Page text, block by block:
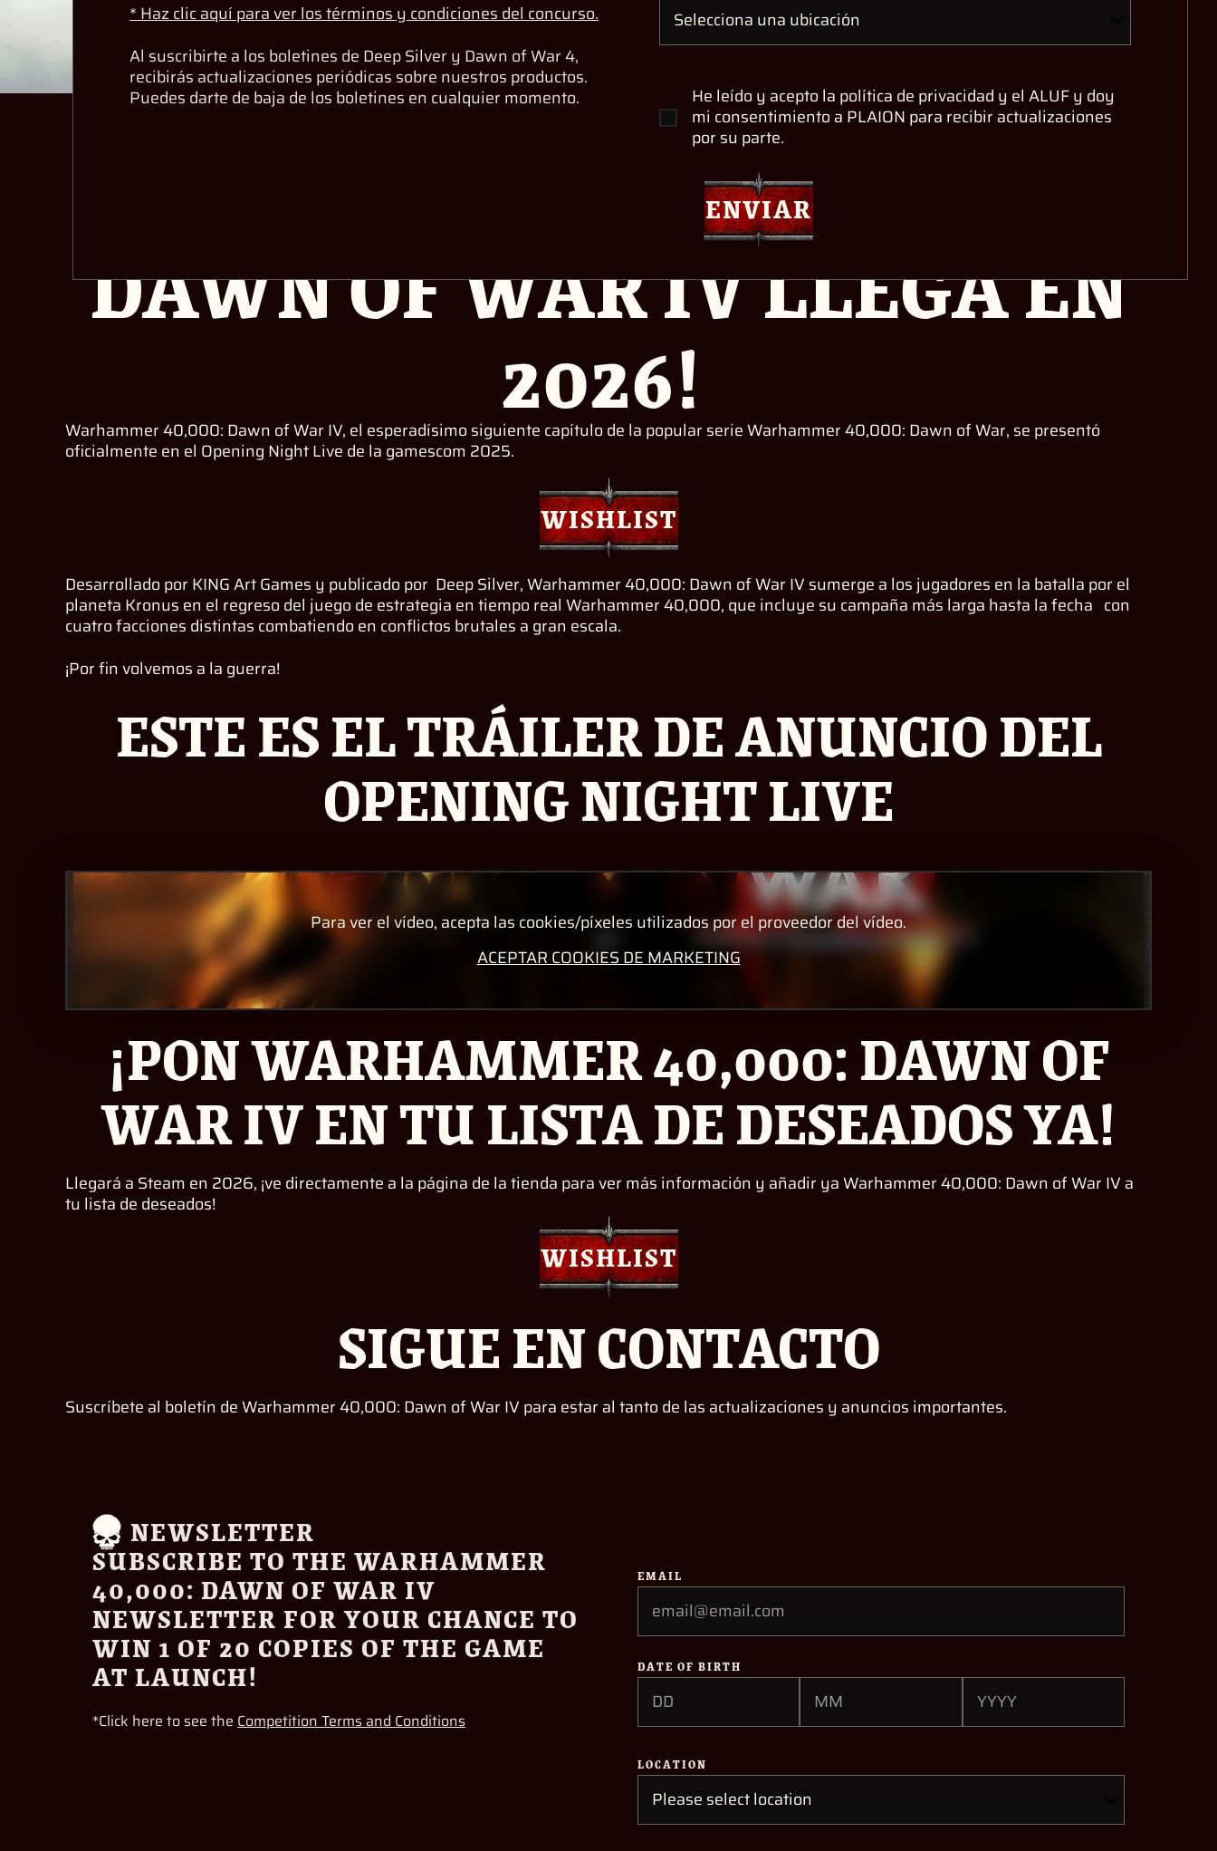
* Haz clic aquí para ver los términos y condiciones del concurso.
Al suscribirte a los boletines de Deep Silver y Dawn of War 4,
recibirás actualizaciones periódicas sobre nuestros productos.
Puedes darte de baja de los boletines en cualquier momento.
He leído y acepto la política de privacidad y el ALUF y doy
mi consentimiento a PLAION para recibir actualizaciones
por su parte.
ENVIAR
¡WARHAMMER 40,000:
DAWN OF WAR IV LLEGA EN
2026!
Warhammer 40,000: Dawn of War IV, el esperadísimo siguiente capítulo de la popular serie Warhammer 40,000: Dawn of War, se presentó
oficialmente en el Opening Night Live de la gamescom 2025.
WISHLIST
Desarrollado por KING Art Games y publicado por Deep Silver, Warhammer 40,000: Dawn of War IV sumerge a los jugadores en la batalla por el
planeta Kronus en el regreso del juego de estrategia en tiempo real Warhammer 40,000, que incluye su campaña más larga hasta la fecha con
cuatro facciones distintas combatiendo en conflictos brutales a gran escala.
¡Por fin volvemos a la guerra!
ESTE ES EL TRÁILER DE ANUNCIO DEL
OPENING NIGHT LIVE
Para ver el vídeo, acepta las cookies/píxeles utilizados por el proveedor del vídeo.
ACEPTAR COOKIES DE MARKETING
¡PON WARHAMMER 40,000: DAWN OF
WAR IV EN TU LISTA DE DESEADOS YA!
Llegará a Steam en 2026, ¡ve directamente a la página de la tienda para ver más información y añadir ya Warhammer 40,000: Dawn of War IV a
tu lista de deseados!
WISHLIST
SIGUE EN CONTACTO
Suscríbete al boletín de Warhammer 40,000: Dawn of War IV para estar al tanto de las actualizaciones y anuncios importantes.
NEWSLETTER
SUBSCRIBE TO THE WARHAMMER
40,000: DAWN OF WAR IV
NEWSLETTER FOR YOUR CHANCE TO
WIN 1 OF 20 COPIES OF THE GAME
AT LAUNCH!
*Click here to see the Competition Terms and Conditions
EMAIL
DATE OF BIRTH
LOCATION